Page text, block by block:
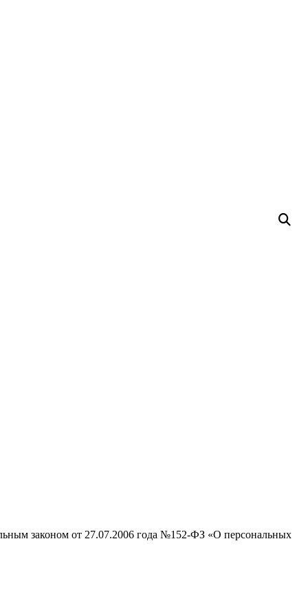
законом от 27.07.2006 года №152-ФЗ «О персональных